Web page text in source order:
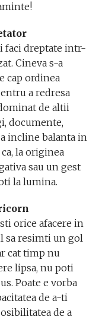
faci dreptate intr-
Cineva s-a
cap ordinea
a redresa
de altii
documente,
incline balanta in
la originea
sau un gest
la lumina.
orice afacere in
sa resimti un gol
cat timp nu
lipsa, nu poti
Poate e vorba
de a-ti
de a